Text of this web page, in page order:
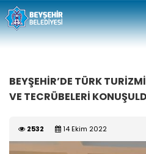
BEYŞEHİR’DE TÜRK
VE TECRÜBELERİ
2532 14 Ekim 2022